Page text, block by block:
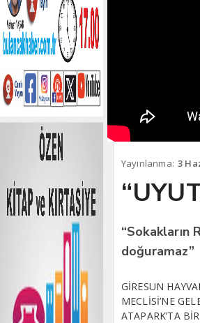
Yayınlanma: 3
“Sokakların
doğuramaz”
GİRESUN
MECLİSİ’NE
ATAPARK’TA